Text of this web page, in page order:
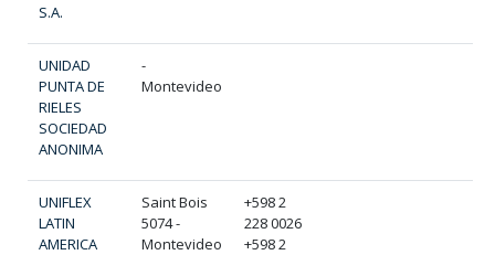
S.A.
UNIDAD
PUNTA DE
RIELES
SOCIEDAD
ANONIMA
-
Montevideo
UNIFLEX
LATIN
AMERICA
Saint Bois
5074 -
Montevideo
+598 2
228 0026
+598 2